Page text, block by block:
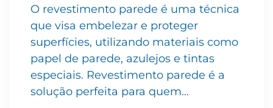
O revestimento parede é uma técnica
que visa embelezar e proteger
superfícies, utilizando materiais como
papel de parede, azulejos e tintas
especiais. Revestimento parede é a
solução perfeita para quem…